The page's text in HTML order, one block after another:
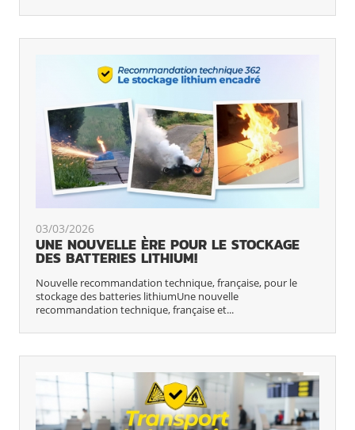
03/03/2026
UNE NOUVELLE ÈRE POUR LE STOCKAGE
DES BATTERIES LITHIUM!
Nouvelle recommandation technique, française, pour le
stockage des batteries lithiumUne nouvelle
recommandation technique, française et...